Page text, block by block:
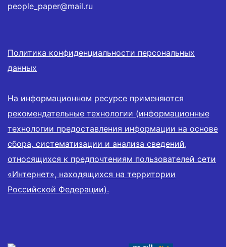
people_paper@mail.ru
Политика конфиденциальности персональных
данных
На информационном ресурсе применяются
рекомендательные технологии (информационные
технологии предоставления информации на основе
сбора, систематизации и анализа сведений,
относящихся к предпочтениям пользователей сети
«Интернет», находящихся на территории
Российской Федерации).